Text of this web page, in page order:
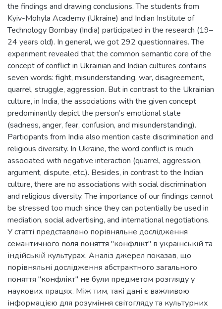
the findings and drawing conclusions. The students from
Kyiv-Mohyla Academy (Ukraine) and Indian Institute of
Technology Bombay (India) participated in the research (19–
24 years old). In general, we got 292 questionnaires. The
experiment revealed that the common semantic core of the
concept of conflict in Ukrainian and Indian cultures contains
seven words: fight, misunderstanding, war, disagreement,
quarrel, struggle, aggression. But in contrast to the Ukrainian
culture, in India, the associations with the given concept
predominantly depict the person’s emotional state
(sadness, anger, fear, confusion, and misunderstanding).
Participants from India also mention caste discrimination and
religious diversity. In Ukraine, the word conflict is much
associated with negative interaction (quarrel, aggression,
argument, dispute, etc.). Besides, in contrast to the Indian
culture, there are no associations with social discrimination
and religious diversity. The importance of our findings cannot
be stressed too much since they can potentially be used in
mediation, social advertising, and international negotiations.
У статті представлено порівняльне дослідження
семантичного поля поняття "конфлікт" в українській та
індійській культурах. Аналіз джерел показав, що
порівняльні дослідження абстрактного загального
поняття "конфлікт" не були предметом розгляду у
наукових працях. Між тим, такі дані є важливою
інформацією для розуміння світогляду та культурних